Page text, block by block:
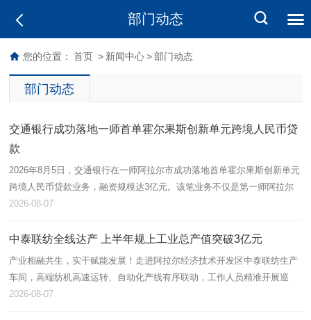
部门动态
您的位置： 首页 > 新闻中心 > 部门动态
部门动态
交通银行成功落地一师首单霍尔果斯创新单元跨境人民币贷
款
2026年8月5日，交通银行在一师阿拉尔市成功落地首单霍尔果斯创新单元
跨境人民币贷款业务，融资规模达3亿元。该笔业务不仅是第一师阿拉尔
市首单跨境流动资金贷款，也标志着跨境金融产品在本地金融功能区取得
2026-08-07
中泰联纺全线达产 上半年规上工业总产值突破3亿元
产业相融共生，实干赋能发展！走进阿拉尔经济技术开发区中泰联纺生产
车间，高端纺机高速运转、自动化产线有序联动，工作人员精准开展巡
检、落纱、品控等作业，呈现出蓬勃向上的发展态势。中泰联纺依托兵地
2026-08-07